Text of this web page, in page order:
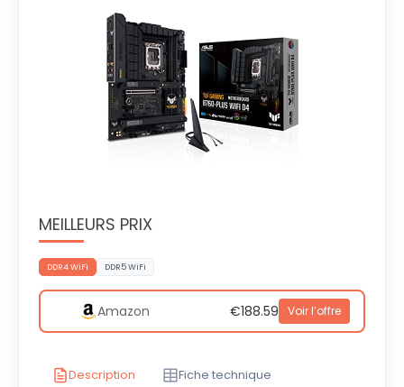
MEILLEURS PRIX
DDR4 WiFi DDR5 WiFi
Amazon €188.59 Voir l’offre
Description Fiche technique